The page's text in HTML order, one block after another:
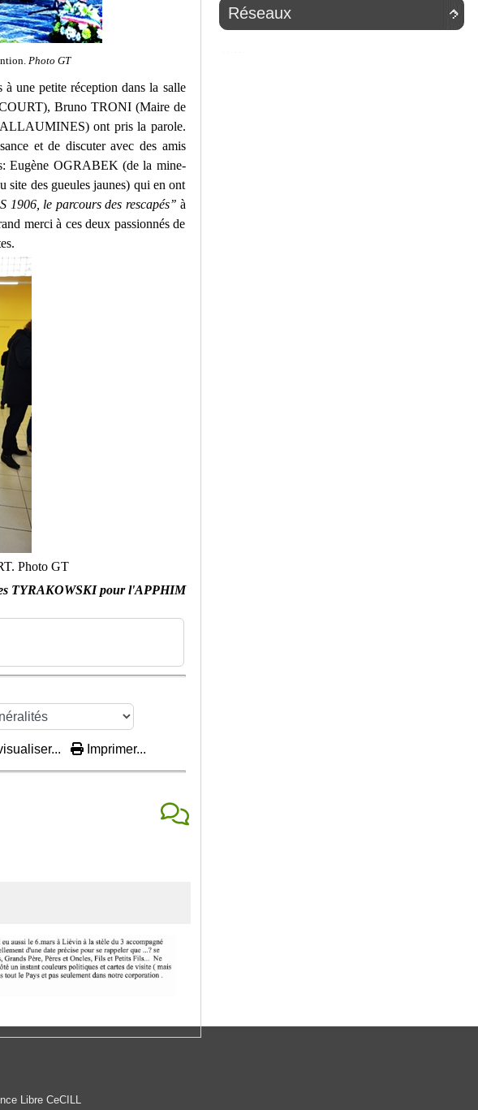
Photo GT
une petite réception dans la salle
Bruno TRONI (Maire de
ont pris la parole.
et de discuter avec des amis
Eugène OGRABEK (de la mine-
des gueules jaunes) qui en ont
1906, le parcours des rescapés’’à
merci à ces deux passionnés de
Photo GT
TYRAKOWSKI pour l'APPHIM
Imprimer...

Réseaux
Libre CeCILL